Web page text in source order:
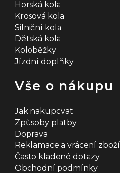
Horská kola
Krosová kola
Silniční kola
Dětská kola
Koloběžky
Jízdní doplňky
Vše o nákupu
Jak nakupovat
Způsoby platby
Doprava
Reklamace a vrácení zboží
Často kladené dotazy
Obchodní podmínky